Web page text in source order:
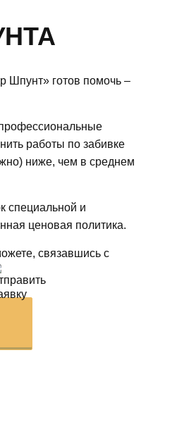
Шпунт» готов помочь –
работы по забивке
ниже, чем в среднем
специальной и
ценовая политика.
связавшись с